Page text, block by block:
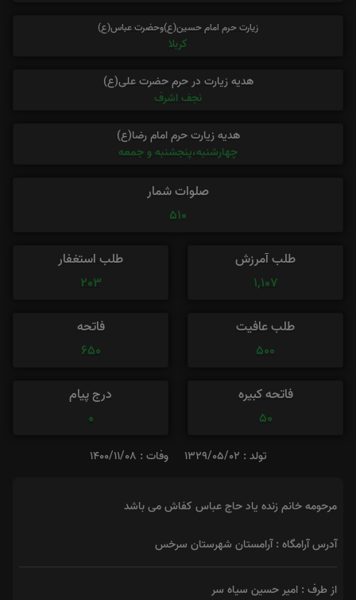
زیارت حرم امام حسین(ع)وحضرت عباس(ع)
کربلا
هدیه زیارت در حرم حضرت علی(ع)
نجف اشرف
هدیه زیارت حرم امام رضا(ع)
چهارشنبه،پنجشنبه و جمعه
صلوات شمار
510
طلب آمرزش
1,107
طلب استغفار
203
طلب عافیت
500
فاتحه
650
فاتحه کبیره
50
درج پیام
0
تولد : 1329/05/02 وفات : 1400/11/08
مرحومه خانم زنده یاد حاج عباس کفاش می باشد
آدرس آرامگاه : آرامستان شهرستان سرخس
از طرف : امیر حسین سیاه سر